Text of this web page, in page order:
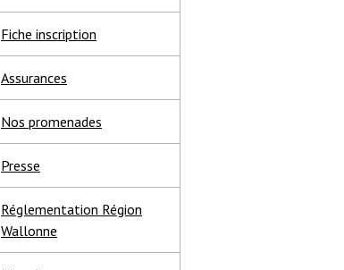
Fiche inscription
Assurances
Nos promenades
Presse
Réglementation Région
Wallonne